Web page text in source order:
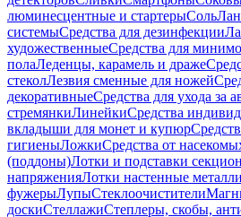
люминесцентные и стартерыСоль
системыСредства для дезинфекции
художественныеСредства для
полаЛеденцы, карамель и драже
стеколЛезвия сменные для ножей
декоративныеСредства для ухода за
стремянкиЛинейкиСредства
вкладыши для монет и купюр
гигиеныЛожкиСредства от
(поддоны)Лотки и подставки
напряженияЛотки настенные
фужерыЛупыСтеклоочистители
доскиСтеллажиСтеплеры, скобы,